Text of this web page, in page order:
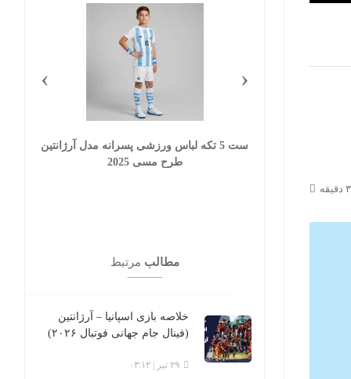
ست 5 تکه لباس ورزشی پسرانه مدل آرژانتین
طرح مسی 2025
‹
›
مطالب مرتبط
خلاصه بازی اسپانیا – آرژانتین
(فینال جام جهانی فوتبال ۲۰۲۶)
۲۹ تیر | ۰۳:۱۲